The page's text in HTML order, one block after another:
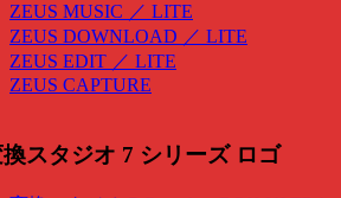
ZEUS MUSIC ／ LITE
ZEUS DOWNLOAD ／ LITE
ZEUS EDIT ／ LITE
ZEUS CAPTURE